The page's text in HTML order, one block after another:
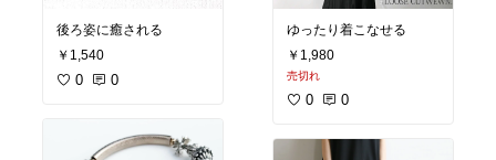
後ろ姿に癒される
￥1,540
0 0
ゆったり着こなせる
￥1,980
売切れ
0 0